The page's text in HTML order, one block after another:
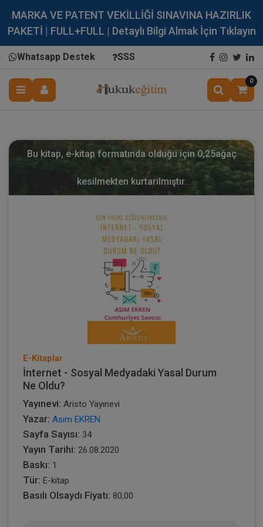
MARKA VE PATENT VEKİLLİĞİ SINAVINA HAZIRLIK
PAKETİ | FULL+FULL | Detaylı Bilgi Almak İçin Tıklayın
Whatsapp Destek SSS
0
Bu kitap, e-kitap formatında olduğu için 0,25ağaç
kesilmekten kurtarılmıştır.
E-Kitaplar
İnternet - Sosyal Medyadaki Yasal Durum
Ne Oldu?
Yayınevi: Aristo Yayınevi
Yazar: Asım EKREN
Sayfa Sayısı: 34
Yayın Tarihi: 26.08.2020
Baskı: 1
Tür: E-kitap
Basılı Olsaydı Fiyatı: 80,00